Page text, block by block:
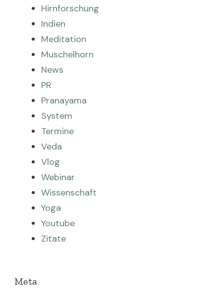
Hirnforschung
Indien
Meditation
Muschelhorn
News
PR
Pranayama
System
Termine
Veda
Vlog
Webinar
Wissenschaft
Yoga
Youtube
Zitate
Meta